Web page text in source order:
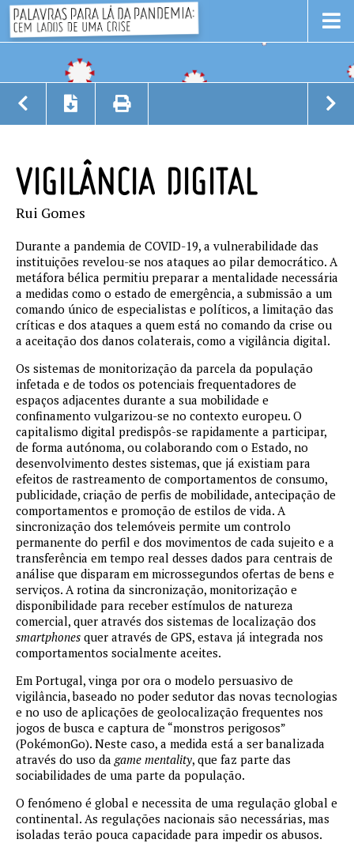
VIGILÂNCIA DIGITAL
Rui Gomes
Durante a pandemia de COVID-19, a vulnerabilidade das
instituições revelou-se nos ataques ao pilar democrático. A
metáfora bélica permitiu preparar a mentalidade necessária
a medidas como o estado de emergência, a submissão a um
comando único de especialistas e políticos, a limitação das
críticas e dos ataques a quem está no comando da crise ou
a aceitação dos danos colaterais, como a vigilância digital.
Os sistemas de monitorização da parcela da população
infetada e de todos os potenciais frequentadores de
espaços adjacentes durante a sua mobilidade e
confinamento vulgarizou-se no contexto europeu. O
capitalismo digital predispôs-se rapidamente a participar,
de forma autónoma, ou colaborando com o Estado, no
desenvolvimento destes sistemas, que já existiam para
efeitos de rastreamento de comportamentos de consumo,
publicidade, criação de perfis de mobilidade, antecipação de
comportamentos e promoção de estilos de vida. A
sincronização dos telemóveis permite um controlo
permanente do perfil e dos movimentos de cada sujeito e a
transferência em tempo real desses dados para centrais de
análise que disparam em microssegundos ofertas de bens e
serviços. A rotina da sincronização, monitorização e
disponibilidade para receber estímulos de natureza
comercial, quer através dos sistemas de localização dos
smartphones quer através de GPS, estava já integrada nos
comportamentos socialmente aceites.
Em Portugal, vinga por ora o modelo persuasivo de
vigilância, baseado no poder sedutor das novas tecnologias
e no uso de aplicações de geolocalização frequentes nos
jogos de busca e captura de “monstros perigosos”
(PokémonGo). Neste caso, a medida está a ser banalizada
através do uso dagame mentality, que faz parte das
sociabilidades de uma parte da população.
O fenómeno é global e necessita de uma regulação global e
continental. As regulações nacionais são necessárias, mas
isoladas terão pouca capacidade para impedir os abusos.